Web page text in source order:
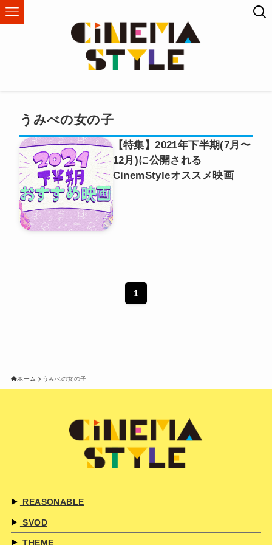
うみべの女の子
【特集】2021年下半期(7月〜
12月)に公開される
CinemStyleオススメ映画
1
ホーム うみべの女の子
REASONABLE
SVOD
THEME